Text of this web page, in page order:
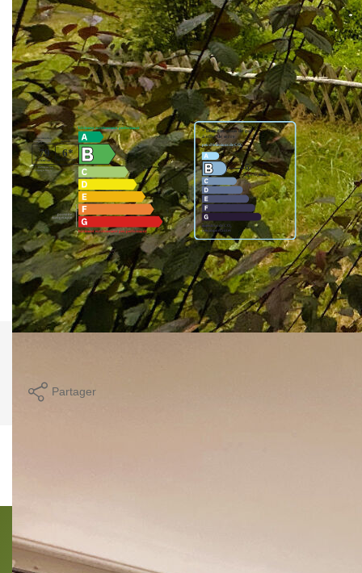
1 place de parking sous-sol.
Nos honoraires Nous contacter
Diagnostics énergétiques
Montant estimé des dépenses annuelles d'énergie pour un
usage standard entre 449€ et 607€. Pour la date de
référence 01/01/2021.
Partager